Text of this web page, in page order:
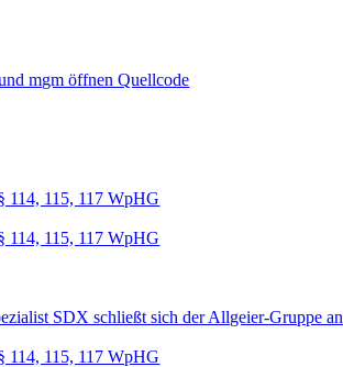
mgm öffnen Quellcode
114, 115, 117 WpHG
114, 115, 117 WpHG
SDX schließt sich der Allgeier-Gruppe an
114, 115, 117 WpHG